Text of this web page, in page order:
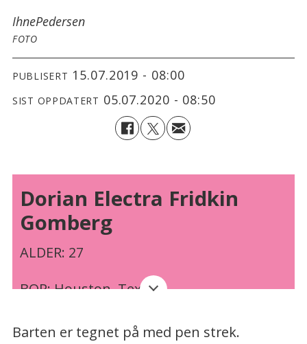
IhnePedersen
FOTO
PUBLISERT 15.07.2019 - 08:00
SIST OPPDATERT 05.07.2020 - 08:50
Dorian Electra Fridkin
Gomberg
ALDER: 27
BOR: Houston, Texas
SIVIL STATUS: ukjent
Barten er tegnet på med pen strek.